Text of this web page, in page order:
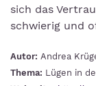
sich das
schwierig und
Autor: Andrea
Thema: Lügen in